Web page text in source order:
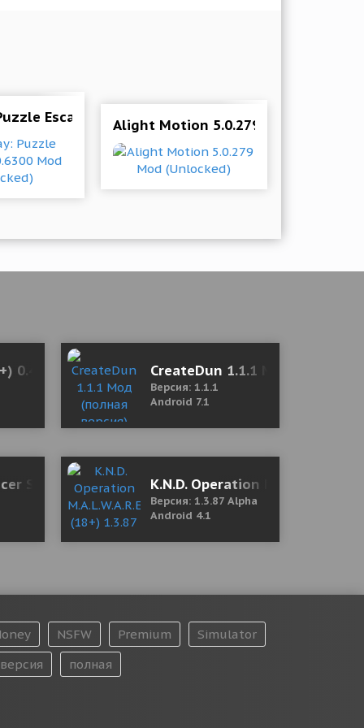
Escape 1.0.6300 Mod (Unlocked)
Alight Motion 5.0.279 Mod
0.445 Мод (полная версия)CreateDun 1.1.1 Мод (полная
Версия: 1.1.1
Android 7.1
Simulator – Studions Simulation
K.N.D. Operation
Версия: 1.3.87 Alpha
Android 4.1
NSFW Premium
Simulator
версия
полная